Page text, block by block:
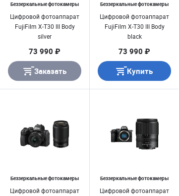
Беззеркальные фотокамеры
Цифровой фотоаппарат
FujiFilm X-T30 III Body
silver
73 990 ₽
Заказать
Беззеркальные фотокамеры
Цифровой фотоаппарат
FujiFilm X-T30 III Body
black
73 990 ₽
Купить
Беззеркальные фотокамеры
Цифровой фотоаппарат
Беззеркальные фотокамеры
Цифровой фотоаппарат